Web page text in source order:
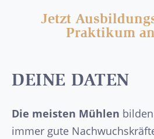
Jetzt
Praktikum
DEINE DATEN
Die meisten Mühlen
immer gute